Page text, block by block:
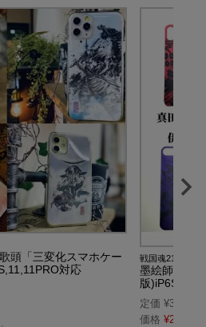
頭「三変化スマホケー
対応
戦国魂21周年記
墨絵師御歌
版
定価 ¥3,300
価格 ¥2,100